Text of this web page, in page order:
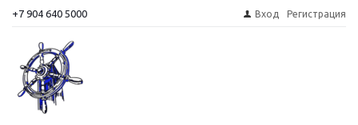
+7 904 640 5000 Вход Регистрация